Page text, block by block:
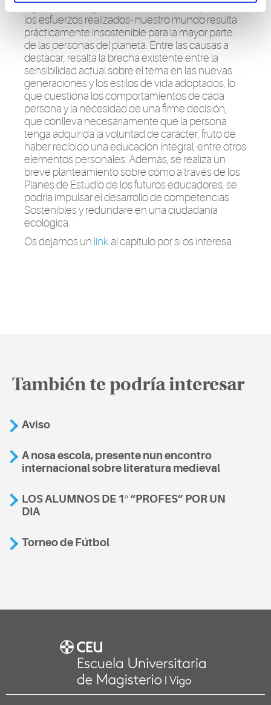
los esfuerzos realizados- nuestro mundo resulta
prácticamente insostenible para la mayor parte
de las personas del planeta. Entre las causas a
destacar, resalta la brecha existente entre la
sensibilidad actual sobre el tema en las nuevas
generaciones y los estilos de vida adoptados, lo
que cuestiona los comportamientos de cada
persona y la necesidad de una firme decisión,
que conlleva necesariamente que la persona
tenga adquirida la voluntad de carácter, fruto de
haber recibido una educación integral, entre otros
elementos personales. Además, se realiza un
breve planteamiento sobre cómo a través de los
Planes de Estudio de los futuros educadores, se
podría impulsar el desarrollo de competencias
Sostenibles y redundare en una ciudadanía
ecológica.
Os dejamos un link al capítulo por si os interesa.
También te podría interesar
Aviso
A nosa escola, presente nun encontro
internacional sobre literatura medieval
LOS ALUMNOS DE 1º “PROFES” POR UN
DIA
Torneo de Fútbol